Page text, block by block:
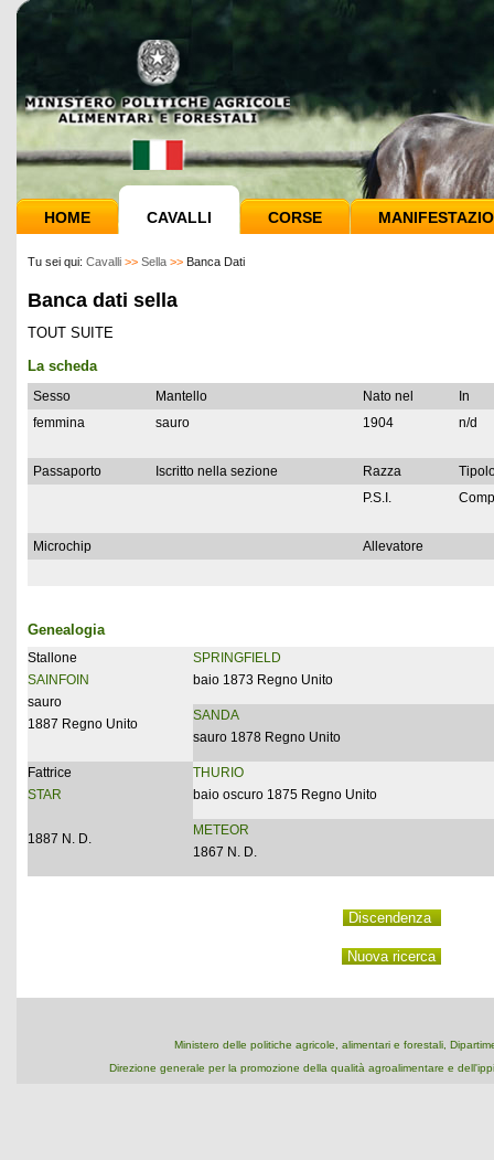
HOME CAVALLI CORSE
Tu sei qui: Cavalli >> Sella >> Banca Dati
Banca dati sella
TOUT SUITE
La scheda
Sesso Mantello Nato nel
In
femmina
sauro 1904 n/d
Passaporto Iscritto nella sezione Razza
P.S.I.
Microchip Allevatore
Genealogia
Stallone
SAINFOIN
sauro
1887 Regno Unito
SPRINGFIELD
baio 1873 Regno Unito
SANDA
sauro 1878 Regno Unito
Fattrice
STAR
1887 N. D.
THURIO
baio oscuro 1875 Regno Unito
METEOR
1867 N. D.
Ministero delle politiche agricole, alimentari e forestali,
Direzione generale per la promozione della qualità agroalimentare e